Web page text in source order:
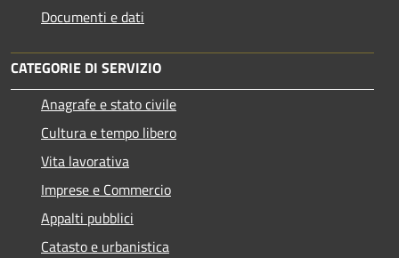
Documenti e dati
CATEGORIE DI SERVIZIO
Anagrafe e stato civile
Cultura e tempo libero
Vita lavorativa
Imprese e Commercio
Appalti pubblici
Catasto e urbanistica